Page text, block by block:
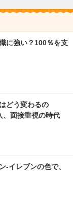
に強い？100％を支
どう変わるの
面接重視の時代
‐イレブンの色で、